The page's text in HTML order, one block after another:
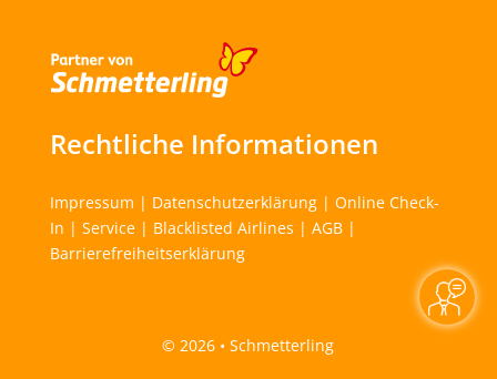
Rechtliche Informationen
Impressum | Datenschutzerklärung| Online Check-
In | Service| Blacklisted Airlines | AGB|
Barrierefreiheitserklärung
© 2026 • Schmetterling